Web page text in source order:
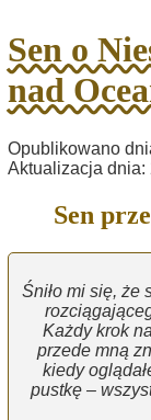
Sen o
nad
Opublikowano
Aktualizacja dnia:
Sen
Śniło mi się, że
Każdy krok
przede mną
kiedy
pustkę –